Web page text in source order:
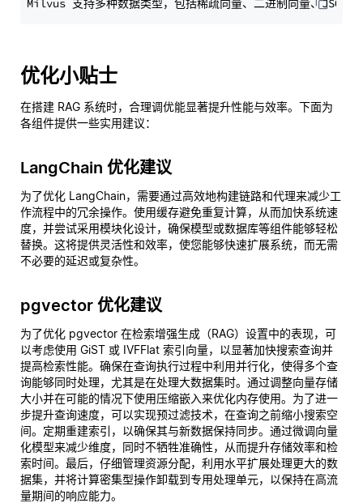
优化小贴士
在搭建 RAG 系统时，合理调优能显著提升性能与效率。下面为
各组件提供一些实用建议：
LangChain 优化建议
为了优化 LangChain，需要通过高效地构建链路和代理来减少工
作流程中的冗余操作。使用缓存避免重复计算，从而加快系统速
度，并尝试采用模块化设计，确保模型或数据库等组件能够轻松
替换。这将提供灵活性和效率，使您能够快速扩展系统，而无需
不必要的延迟或复杂性。
pgvector 优化建议
为了优化 pgvector 在检索增强生成（RAG）设置中的表现，可
以考虑使用 GiST 或 IVFFlat 索引向量，以显著加快搜索查询并
提高检索性能。确保在查询执行过程中利用并行化，使得多个查
询能够同时处理，尤其是在处理大数据集时。通过调整向量存储
大小并在可能的情况下使用压缩嵌入来优化内存使用。为了进一
步提升查询速度，可以实现预过滤技术，在查询之前缩小搜索空
间。定期重建索引，以确保其与新数据保持同步。通过微调向量
化模型来减少维度，同时不牺牲准确性，从而提升存储效率和检
索时间。最后，仔细管理资源分配，利用水平扩展处理更大的数
据集，并将计算密集型操作卸载到专用处理单元，以保持在高流
量期间的响应能力。